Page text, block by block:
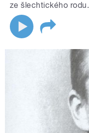
ze šlechtického rodu.